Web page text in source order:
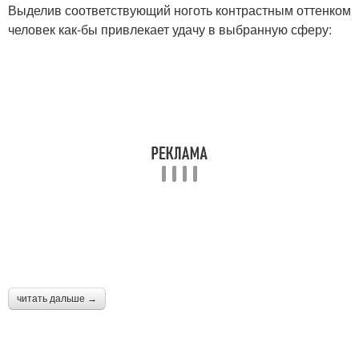
Выделив соответствующий ноготь контрастным оттенком
человек как-бы привлекает удачу в выбранную сферу:
читать дальше →